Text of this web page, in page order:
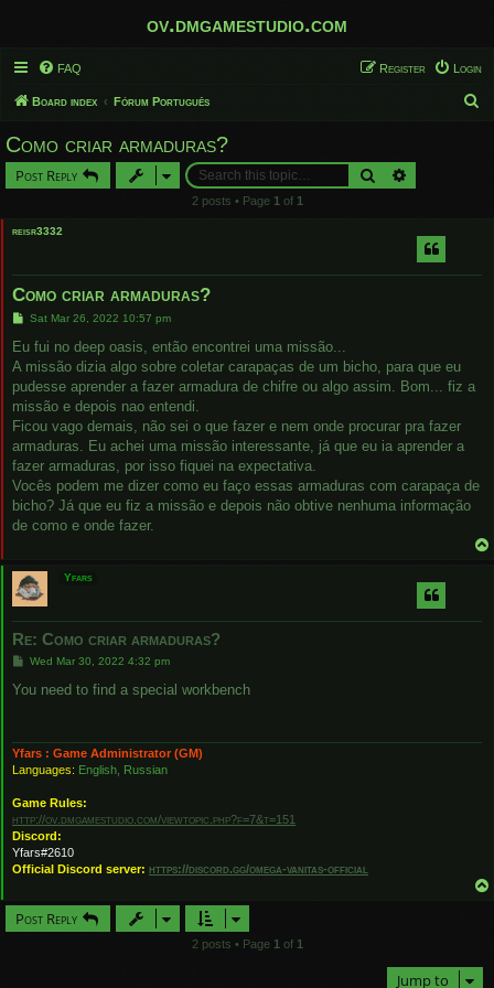
ov.dmgamestudio.com
FAQ Login
Register
Board index Fórum Português
Como criar armaduras?
Post Reply Search
2 posts • Page 1 of 1
reisr3332
Como criar armaduras?
P
s
Sat Mar 26, 2022 10:57 pm
Eu fui no deep oasis, então encontrei uma missão...
A missão dizia algo sobre coletar carapaças de um bicho, para que eu
pudesse aprender a fazer armadura de chifre ou algo assim. Bom... fiz a
missão e depois nao entendi.
Ficou vago demais, não sei o que fazer e nem onde procurar pra fazer
armaduras. Eu achei uma missão interessante, já que eu ia aprender a
fazer armaduras, por isso fiquei na expectativa.
Vocês podem me dizer como eu faço essas armaduras com carapaça de
bicho? Já que eu fiz a missão e depois não obtive nenhuma informação
de como e onde fazer.
Yfars
Re: Como criar armaduras?
P
s
Wed Mar 30, 2022 4:32 pm
You need to find a special workbench
Yfars : Game Administrator (GM)
Languages: English, Russian
Game Rules:
http://ov.dmgamestudio.com/viewtopic.php?f=7&t=151
Discord:
Yfars#2610
Official Discord server: https://discord.gg/omega-vanitas-official
Post Reply
2 posts • Page 1 of 1
Jump to